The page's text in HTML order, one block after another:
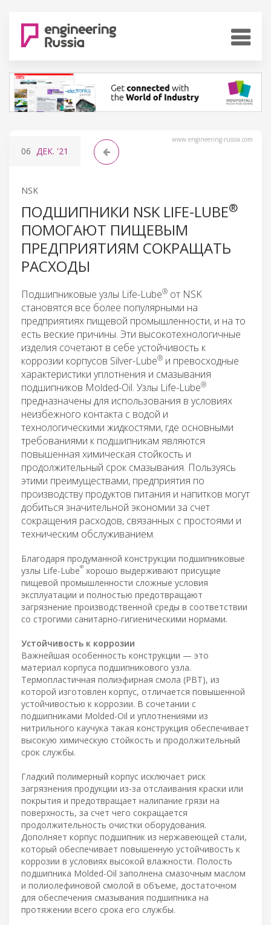
www.engineering-russia.com
06 ДЕК. '21
NSK
ПОДШИПНИКИ NSK LIFE-LUBE®
ПОМОГАЮТ ПИЩЕВЫМ
ПРЕДПРИЯТИЯМ СОКРАЩАТЬ
РАСХОДЫ
Подшипниковые узлы Life-Lube® от NSK
становятся все более популярными на
предприятиях пищевой промышленности, и на то
есть веские причины. Эти высокотехнологичные
изделия сочетают в себе устойчивость к
коррозии корпусов Silver-Lube® и превосходные
характеристики уплотнения и смазывания
подшипников Molded-Oil. Узлы Life-Lube®
предназначены для использования в условиях
неизбежного контакта с водой и
технологическими жидкостями, где основными
требованиями к подшипникам являются
повышенная химическая стойкость и
продолжительный срок смазывания. Пользуясь
этими преимуществами, предприятия по
производству продуктов питания и напитков могут
добиться значительной экономии за счет
сокращения расходов, связанных с простоями и
техническим обслуживанием.
Благодаря продуманной конструкции подшипниковые
узлы Life-Lube® хорошо выдерживают присущие
пищевой промышленности сложные условия
эксплуатации и полностью предотвращают
загрязнение производственной среды в соответствии
со строгими санитарно-гигиеническими нормами.
Устойчивость к коррозии
Важнейшая особенность конструкции — это
материал корпуса подшипникового узла.
Термопластичная полиэфирная смола (PBT), из
которой изготовлен корпус, отличается повышенной
устойчивостью к коррозии. В сочетании с
подшипниками Molded-Oil и уплотнениями из
нитрильного каучука такая конструкция обеспечивает
высокую химическую стойкость и продолжительный
срок службы.
Гладкий полимерный корпус исключает риск
загрязнения продукции из-за отслаивания краски или
покрытия и предотвращает налипание грязи на
поверхность, за счет чего сокращается
продолжительность очистки оборудования.
Дополняет корпус подшипник из нержавеющей стали,
который обеспечивает повышенную устойчивость к
коррозии в условиях высокой влажности. Полость
подшипника Molded-Oil заполнена смазочным маслом
и полиолефиновой смолой в объеме, достаточном
для обеспечения смазывания подшипника на
протяжении всего срока его службы.